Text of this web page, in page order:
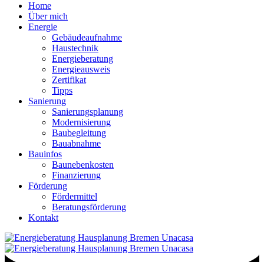
Home
Über mich
Energie
Gebäudeaufnahme
Haustechnik
Energieberatung
Energieausweis
Zertifikat
Tipps
Sanierung
Sanierungsplanung
Modernisierung
Baubegleitung
Bauabnahme
Bauinfos
Baunebenkosten
Finanzierung
Förderung
Fördermittel
Beratungsförderung
Kontakt